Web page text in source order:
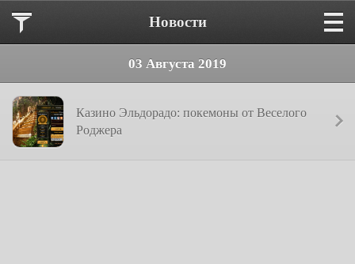
Новости
03 Августа 2019
Казино Эльдорадо: покемоны от Веселого
Роджера